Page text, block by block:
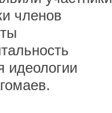
членов
идеологии